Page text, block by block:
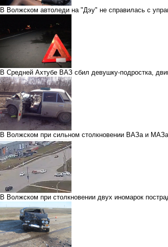
В Волжском автоледи на "Дэу" не справилась с
В Средней Ахтубе ВАЗ сбил девушку-подростка,
В Волжском при сильном столкновении ВАЗа и
В Волжском при столкновении двух иномарок